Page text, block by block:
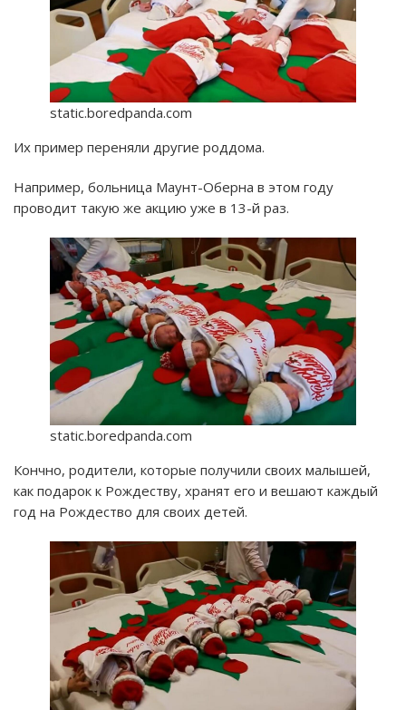
static.boredpanda.com
Их пример переняли другие роддома.
Например, больница Маунт-Оберна в этом году
проводит такую же акцию уже в 13-й раз.
static.boredpanda.com
Кончно, родители, которые получили своих малышей,
как подарок к Рождеству, хранят его и вешают каждый
год на Рождество для своих детей.